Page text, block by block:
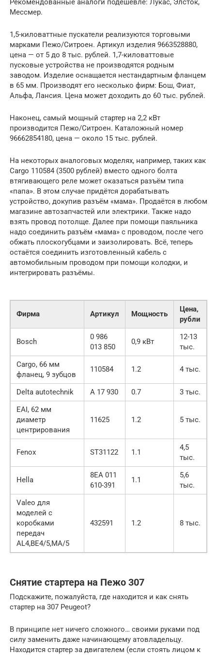
Рекомендованные аналоги подешевле: Лукас, Элсток,
Мессмер.
1,5-киловаттные пускатели реализуются торговыми
марками Пежо/Ситроен. Артикул изделия 9663528880,
цена — от 5 до 8 тыс. рублей. 1,7-киловаттовые
пусковые устройства не производятся родным
заводом. Изделие оснащается нестандартным фланцем
в 65 мм. Производят его несколько фирм: Бош, Фиат,
Альфа, Лансия. Цена может доходить до 60 тыс. рублей.
Наконец, самый мощный стартер на 2,2 кВт
производится Пежо/Ситроен. Каталожный номер
96662854180, цена — около 15 тыс. рублей.
На некоторых аналоговых моделях, например, таких как
Cargo 110584 (3500 рублей) вместо одного болта
втягивающего реле может оказаться разъём типа
«папа». В этом случае придётся дорабатывать
устройство, докупив разъём «мама». Продаётся в любом
магазине автозапчастей или электрики. Также надо
взять провод потолще. Далее при помощи паяльника
надо соединить разъём «мама» с проводом, после чего
обжать плоскогубцами и заизолировать. Всё, теперь
остаётся соединить изготовленный кабель с
автомобильным проводом при помощи колодки, и
интегрировать разъёмы.
Фирма Артикул Мощность
Цена,
рубли
Bosch
0 986
013 850
0,9 кВт
12-13
тыс.
Cargo, 66 мм
фланец, 9 зубцов
110584 1.2 4 тыс.
Delta autotechnik A 17 930 0.7
3 тыс.
EAI, 62 мм
диаметр
центрирования
11625 1.2 5 тыс.
Fenox ST31122 1.1
4,5
тыс.
Hella
8EA 011
610-391
1.1
5,6
тыс.
Valeo для
моделей с
коробками
передач
AL4,BE4/5,MA/5
432591 1.2 8 тыс.
Снятие стартера на Пежо 307
Подскажите, пожалуйста, где находится и как снять
стартер на 307 Peugeot?
В принципе нет ничего сложного… своими руками под
силу заменить даже начинающему атовладельцу.
Находится стартер за двигателем (если стоять лицом к